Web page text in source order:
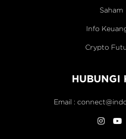
Saham
Info
Crypto
HUBUNGI
Email :